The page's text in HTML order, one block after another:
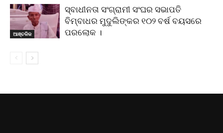
ଆଞ୍ଚଳିକ
ସ୍ବାଧୀନତା ସଂଗ୍ରାମୀ ସଂଘର ସଭାପତି
ବିମ୍ବାଧର ମୁଦୁଲିଙ୍କର ୧୦୨ ବର୍ଷ ବୟସରେ
ପରଲୋକ ।